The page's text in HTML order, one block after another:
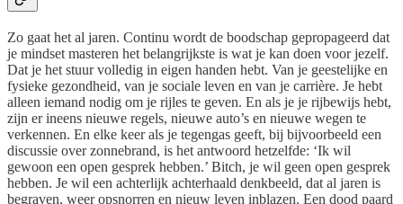
Zo gaat het al jaren. Continu wordt de boodschap gepropageerd dat
je mindset masteren het belangrijkste is wat je kan doen voor jezelf.
Dat je het stuur volledig in eigen handen hebt. Van je geestelijke en
fysieke gezondheid, van je sociale leven en van je carrière. Je hebt
alleen iemand nodig om je rijles te geven. En als je je rijbewijs hebt,
zijn er ineens nieuwe regels, nieuwe auto’s en nieuwe wegen te
verkennen. En elke keer als je tegengas geeft, bij bijvoorbeeld een
discussie over zonnebrand, is het antwoord hetzelfde: ‘Ik wil
gewoon een open gesprek hebben.’ Bitch, je wil geen open gesprek
hebben. Je wil een achterlijk achterhaald denkbeeld, dat al jaren is
begraven, weer opsnorren en nieuw leven inblazen. Een dood paard